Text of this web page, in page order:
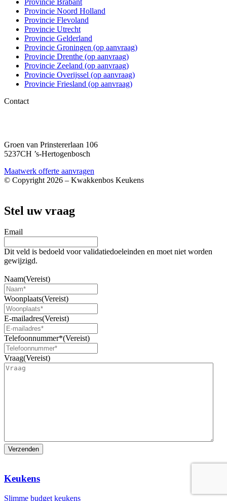
Provincie Noord Holland
Provincie Flevoland
Provincie Utrecht
Provincie Gelderland
Provincie Groningen (op aanvraag)
Provincie Drenthe (op aanvraag)
Provincie Zeeland (op aanvraag)
Provincie Overijssel (op aanvraag)
Provincie Friesland (op aanvraag)
Contact
Groen van Prinstererlaan 106
5237CH ’s-Hertogenbosch
Maatwerk offerte aanvragen
© Copyright 2026 – Kwakkenbos Keukens
Stel uw vraag
Email
Dit veld is bedoeld voor validatiedoeleinden en moet niet worden
gewijzigd.
Naam(Vereist)
Woonplaats(Vereist)
E-mailadres(Vereist)
Telefoonnummer*(Vereist)
Vraag(Vereist)
Keukens
Slimme budget keukens